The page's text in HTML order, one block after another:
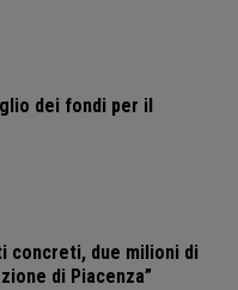
dei fondi per il
concreti, due milioni di
di Piacenza”